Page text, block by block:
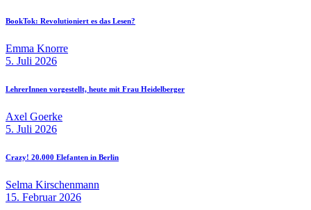
BookTok: Revolutioniert es das Lesen?
Emma Knorre
5. Juli 2026
LehrerInnen vorgestellt, heute mit Frau Heidelberger
Axel Goerke
5. Juli 2026
Crazy! 20.000 Elefanten in Berlin
Selma Kirschenmann
15. Februar 2026